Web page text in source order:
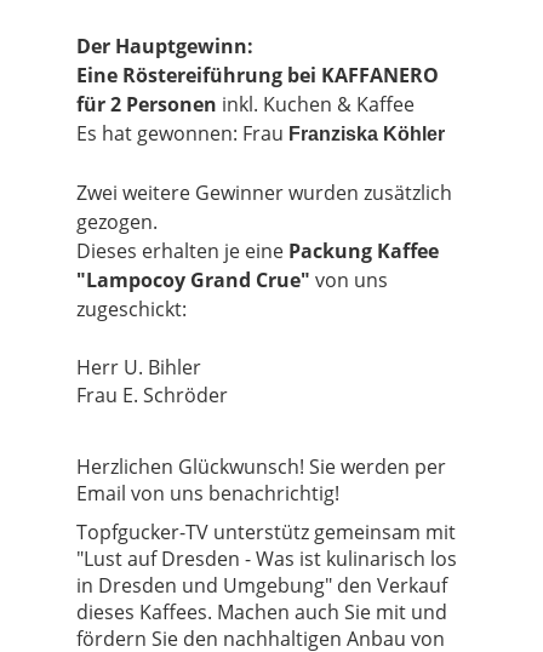
Der Hauptgewinn:
Eine Röstereiführung bei KAFFANERO
für 2 Personen inkl. Kuchen & Kaffee
Es hat gewonnen: Frau Franziska Köhler
Zwei weitere Gewinner wurden zusätzlich
gezogen.
Dieses erhalten je eine Packung Kaffee
"Lampocoy Grand Crue" von uns
zugeschickt:
Herr U. Bihler
Frau E. Schröder
Herzlichen Glückwunsch! Sie werden per
Email von uns benachrichtig!
Topfgucker-TV unterstütz gemeinsam mit
"Lust auf Dresden - Was ist kulinarisch los
in Dresden und Umgebung" den Verkauf
dieses Kaffees. Machen auch Sie mit und
fördern Sie den nachhaltigen Anbau von